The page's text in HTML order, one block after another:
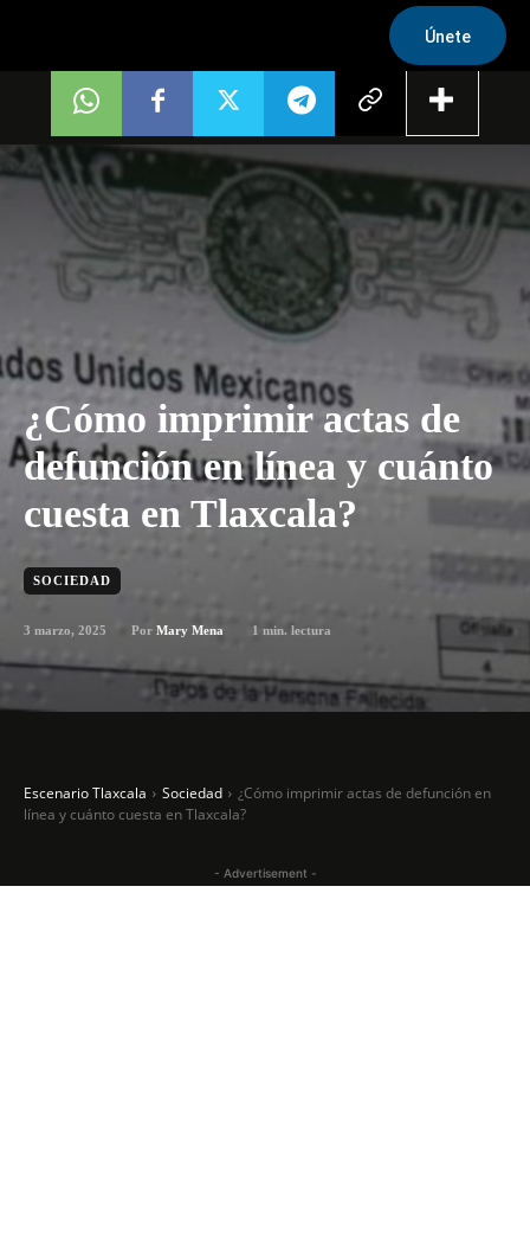
Únete
¿Cómo imprimir actas de
defunción en línea y cuánto
cuesta en Tlaxcala?
SOCIEDAD
3 marzo, 2025 Por Mary Mena 1 min. lectura
Escenario Tlaxcala Sociedad
¿Cómo imprimir actas de defunción en
línea y cuánto cuesta en Tlaxcala?
- Advertisement -